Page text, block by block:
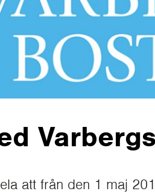
att från den 1 maj